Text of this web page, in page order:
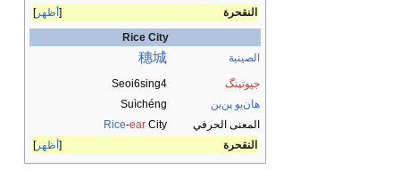
Rice City
Seoi6sing4
هان‌يو پن‌ين
Suìchéng
المعنى الحرفي
Rice
City